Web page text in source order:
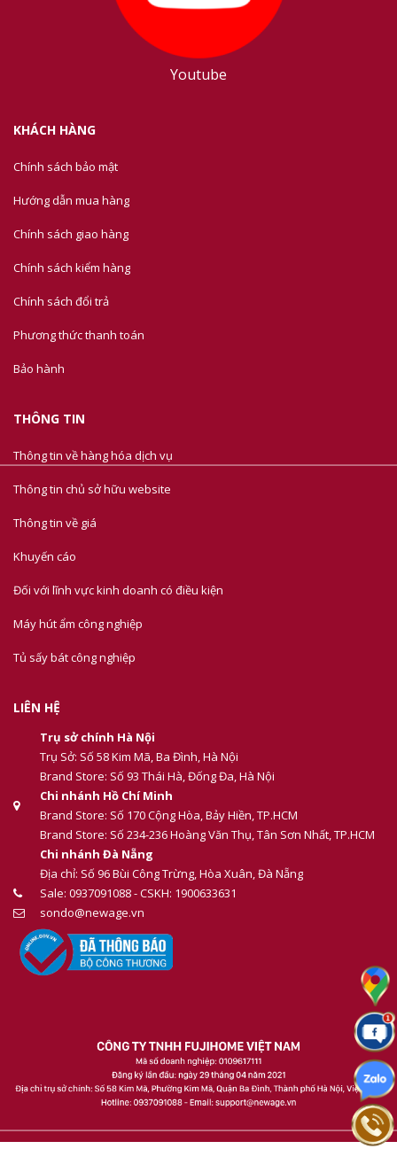
Youtube
KHÁCH HÀNG
Chính sách bảo mật
Hướng dẫn mua hàng
Chính sách giao hàng
Chính sách kiểm hàng
Chính sách đổi trả
Phương thức thanh toán
Bảo hành
THÔNG TIN
Thông tin về hàng hóa dịch vụ
Thông tin chủ sở hữu website
Thông tin về giá
Khuyến cáo
Đối với lĩnh vực kinh doanh có điều kiện
Máy hút ẩm công nghiệp
Tủ sấy bát công nghiệp
LIÊN HỆ
Trụ sở chính Hà Nội
Trụ Sở: Số 58 Kim Mã, Ba Đình, Hà Nội
Brand Store: Số 93 Thái Hà, Đống Đa, Hà Nội
Chi nhánh Hồ Chí Minh
Brand Store: Số 170 Cộng Hòa, Bảy Hiền, TP.HCM
Brand Store: Số 234-236 Hoàng Văn Thụ, Tân Sơn Nhất, TP.HCM
Chi nhánh Đà Nẵng
Địa chỉ: Số 96 Bùi Công Trừng, Hòa Xuân, Đà Nẵng
Sale: 0937091088 - CSKH: 1900633631
sondo@newage.vn